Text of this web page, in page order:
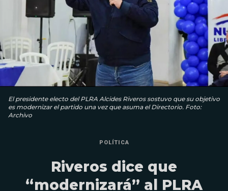
El presidente electo del PLRA Alcides Riveros sostuvo que su objetivo
es modernizar el partido una vez que asuma el Directorio. Foto:
Archivo
POLÍTICA
Riveros dice que
“modernizará” al PLRA